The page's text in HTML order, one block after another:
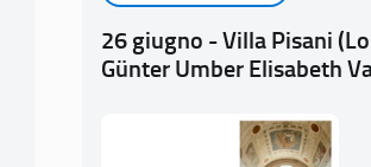
26 giugno - Villa Pisani
Günter Umber Elisabeth